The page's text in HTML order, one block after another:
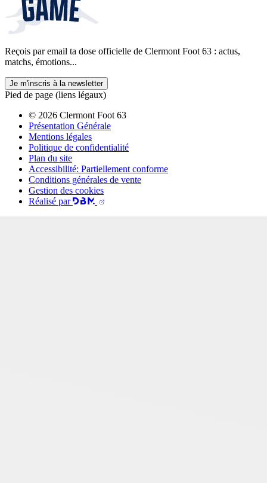
Reçois par email ta dose officielle de Clermont Foot 63 : actus,
matchs, émotions...
Je m'inscris à la newsletter
Pied de page (liens légaux)
© 2026 Clermont Foot 63
Présentation Générale
Mentions légales
Politique de confidentialité
Plan du site
Accessibilité: Partiellement conforme
Conditions générales de vente
Gestion des cookies
Réalisé par